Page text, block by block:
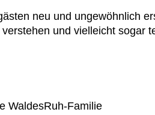
neu und ungewöhnlich
und vielleicht sogar
WaldesRuh-Familie